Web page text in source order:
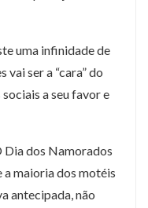
uma infinidade de
ser a “cara” do
a seu favor e
Dia dos Namorados
maioria dos motéis
antecipada, não